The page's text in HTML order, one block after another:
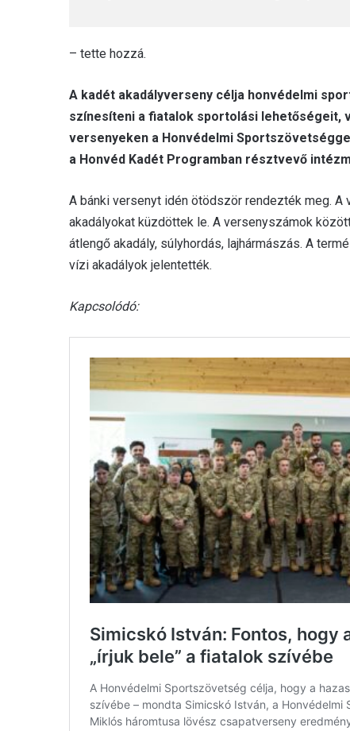
– tette hozzá.
A kadét akadályverseny célja honvédelmi
színesíteni a fiatalok sportolási lehetőségeit,
versenyeken a Honvédelmi
a Honvéd Kadét Programban résztvevő
A bánki versenyt idén ötödször rendezték meg.
akadályokat küzdöttek le. A versenyszámok
átlengő akadály, súlyhordás, lajhármászás. A
vízi akadályok jelentették.
Kapcsolódó: